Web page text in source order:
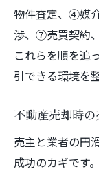
物件査定、④媒
渉、⑦売買契約
これらを順を追
引できる環境を
不動産売却時
売主と業者の円
成功のカギです